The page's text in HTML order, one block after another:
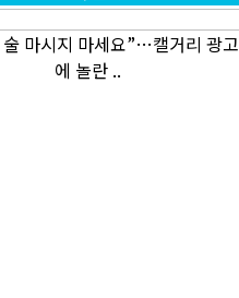
마시지 마세요”…캘거리 광고
에 놀란 ..